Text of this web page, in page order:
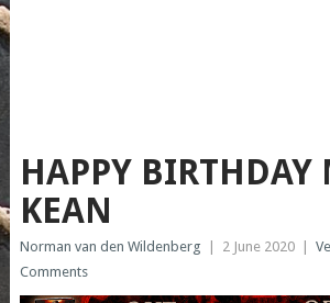
HAPPY BIRTHDAY
KEAN
Norman van den Wildenberg 2 June 2020
Comments